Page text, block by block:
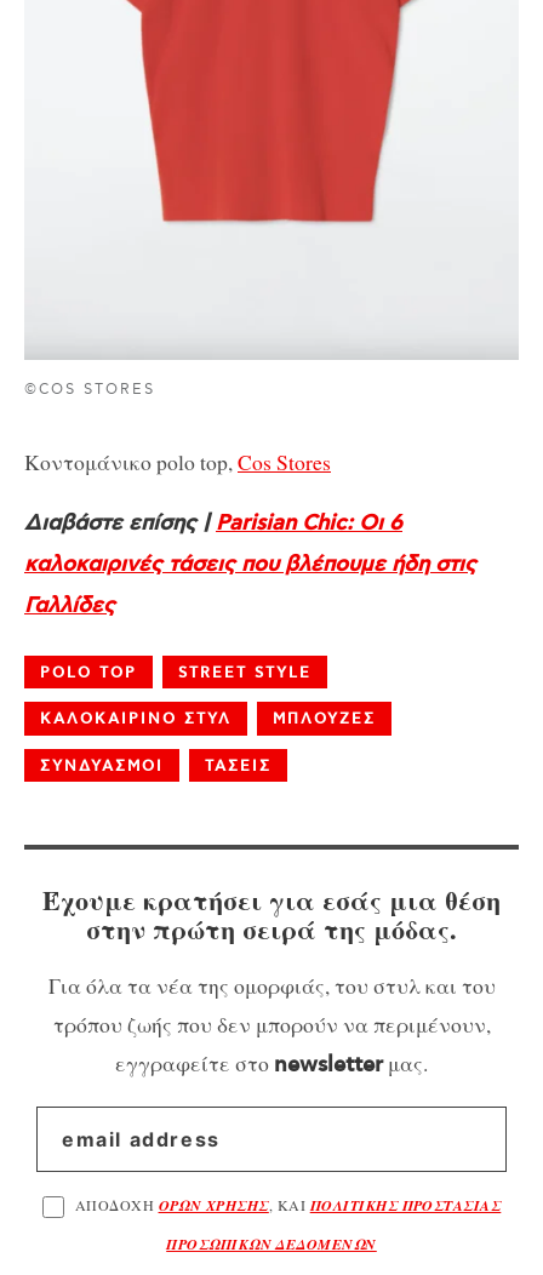
©COS STORES
Κοντομάνικο polo top, Cos Stores
Διαβάστε επίσης |Parisian Chic: Οι 6
καλοκαιρινές τάσεις που βλέπουμε ήδη στις
Γαλλίδες
POLO TOP STREET STYLE
ΚΑΛΟΚΑΙΡΙΝΟ ΣΤΥΛ ΜΠΛΟΥΖΕΣ
ΣΥΝΔΥΑΣΜΟΙ ΤΑΣΕΙΣ
Έχουμε κρατήσει για εσάς μια θέση
στην πρώτη σειρά της μόδας.
Για όλα τα νέα της ομορφιάς, του στυλ και του
τρόπου ζωής που δεν μπορούν να περιμένουν,
εγγραφείτε στο newsletterμας.
ΑΠΟΔΟΧΗ ΟΡΩΝ ΧΡΗΣΗΣ, ΚΑΙ ΠΟΛΙΤΙΚΗΣ ΠΡΟΣΤΑΣΙΑΣ
ΠΡΟΣΩΠΙΚΩΝ ΔΕΔΟΜΕΝΩΝ